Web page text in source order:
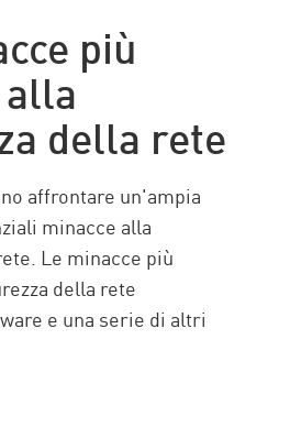
sicurezza della
più
della rete
affrontare un'ampia
minacce alla
Le minacce più
della rete
e una serie di altri